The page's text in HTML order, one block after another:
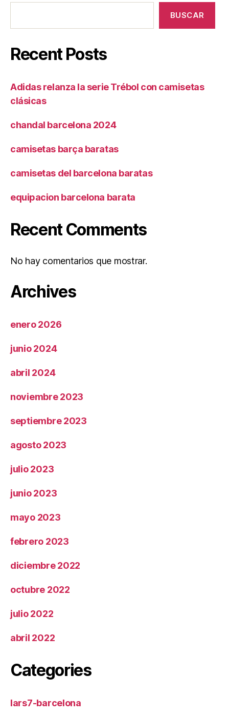
BUSCAR
Recent Posts
Adidas relanza la serie Trébol con camisetas
clásicas
chandal barcelona 2024
camisetas barça baratas
camisetas del barcelona baratas
equipacion barcelona barata
Recent Comments
No hay comentarios que mostrar.
Archives
enero 2026
junio 2024
abril 2024
noviembre 2023
septiembre 2023
agosto 2023
julio 2023
junio 2023
mayo 2023
febrero 2023
diciembre 2022
octubre 2022
julio 2022
abril 2022
Categories
lars7-barcelona